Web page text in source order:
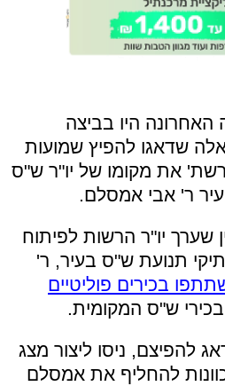
היו בביצה
שדאגו להפיץ שמועות
את מקומו של יו"ר ש"ס
ר' אבי אמסלם.
שערך יו"ר הרשות לפיתוח
תנועת ש"ס בעיר, ר'
בכירים פוליטיים
ש"ס המקומית.
להפיצם, ניסו ליצור מצג
כוונות להחליף את אמסלם